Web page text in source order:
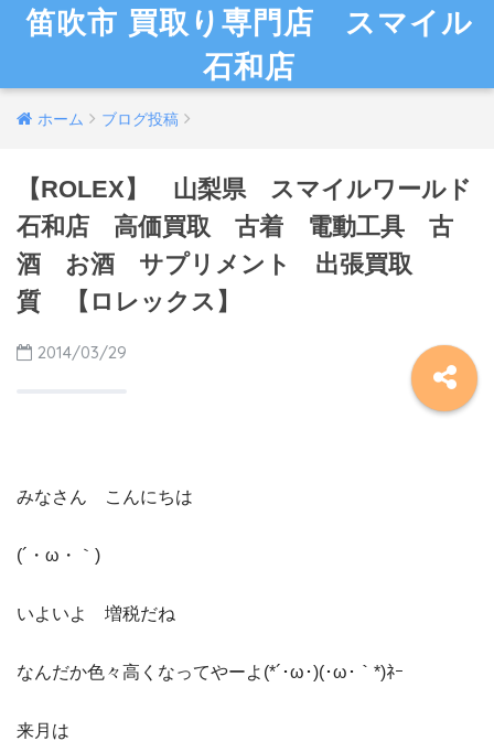
笛吹市 買取り専門店 スマイル
石和店
ホーム ブログ投稿
【ROLEX】 山梨県 スマイルワールド
石和店 高価買取 古着 電動工具 古
酒 お酒 サプリメント 出張買取
質 【ロレックス】
2014/03/29
みなさん こんにちは
(´・ω・｀)
いよいよ 増税だね
なんだか色々高くなってやーよ(*´･ω･)(･ω･｀*)ﾈｰ
来月は